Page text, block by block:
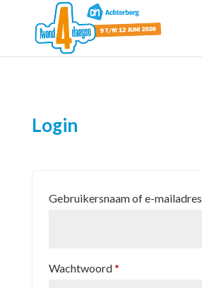
Login
Gebruikersnaam of e-mailadres
Wachtwoord *Vereist